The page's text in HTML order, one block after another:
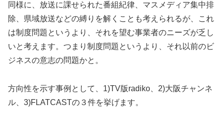
同様に、放送に課せられた番組紀律、マスメディア集中排
除、県域放送などの縛りを解くことも考えられるが、これ
は制度問題というより、それを望む事業者のニーズが乏し
いと考えます。つまり制度問題というより、それ以前のビ
ジネスの意志の問題かと。
方向性を示す事例として、1)TV版radiko、2)大阪チャンネ
ル、3)FLATCASTの３件を挙げます。